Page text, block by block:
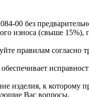
00 без
износа (свыше 15%),
правилам
изделия, к
Вас вопросы.